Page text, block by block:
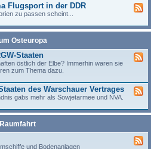
Flugsport in der DDR
zu passen scheint...
Osteuropa
Staaten
östlich der Elbe? Immerhin waren sie
zum Thema dazu.
des Warschauer Vertrages
gabs mehr als Sowjetarmee und NVA.
Raumfahrt
und Bodenanlagen